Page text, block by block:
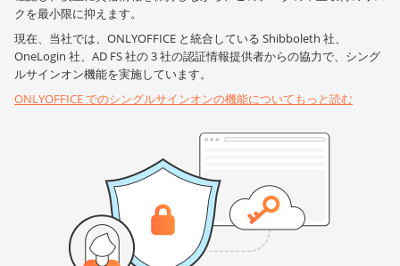
クを最小限に抑えます。
現在、当社では、ONLYOFFICE と統合している Shibboleth 社、
OneLogin 社、AD FS 社の 3 社の認証情報提供者からの協力で、シング
ルサインオン機能を実施しています。
ONLYOFFICE でのシングルサインオンの機能についてもっと読む